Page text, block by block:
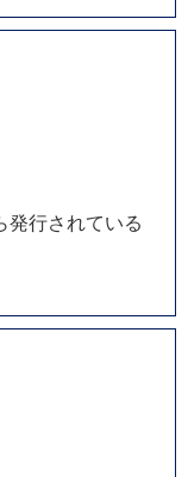
発行されている